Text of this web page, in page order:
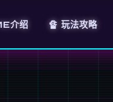
介绍 🔏 玩法攻略